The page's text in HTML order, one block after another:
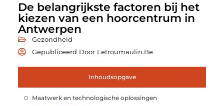
De belangrijkste factoren bij het
kiezen van een hoorcentrum in
Antwerpen
Gezondheid
Gepubliceerd Door Letroumaulin.be
Inhoudsopgave
Maatwerk en technologische oplossingen